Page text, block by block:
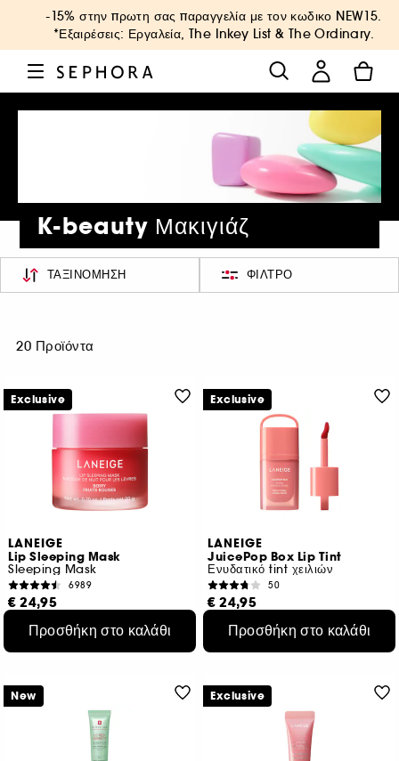
-15% στην πρωτη σας παραγγελία με τον κωδικο NEW15.
*Εξαιρέσεις: Εργαλεία, The Inkey List & The Ordinary.
K-beauty Μακιγιάζ
ΤΑΞΙΝΌΜΗΣΗ ΦΊΛΤΡΟ
20 Προϊόντα
LANEIGE
Lip Sleeping Mask
Sleeping Mask
6989
€ 24,95
4 μεγέθηΠροσθήκη στο καλάθι
Exclusive
LANEIGE
JuicePop Box Lip Tint
Ενυδατικό tint χειλιών
50
€ 24,95
8 αποχρώσεις
Προσθήκη στο καλάθι
Exclusive
New Exclusive